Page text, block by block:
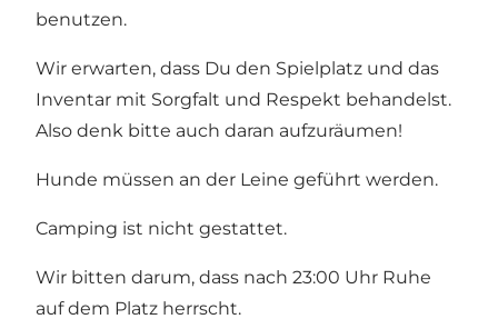
benutzen.
Wir erwarten, dass Du den Spielplatz und das
Inventar mit Sorgfalt und Respekt behandelst.
Also denk bitte auch daran aufzuräumen!
Hunde müssen an der Leine geführt werden.
Camping ist nicht gestattet.
Wir bitten darum, dass nach 23:00 Uhr Ruhe
auf dem Platz herrscht.